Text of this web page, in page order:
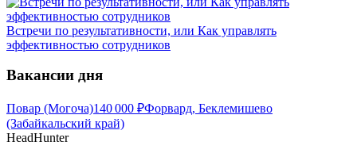
Встречи по результативности, или Как управлять
эффективностью сотрудников
Вакансии дня
Повар (Могоча)140 000 ₽Форвард, Беклемишево
(Забайкальский край)
HeadHunter